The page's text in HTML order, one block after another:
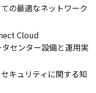
の最適なネットワーク
Cloud
センター設備と運用実
キュリティに関する知